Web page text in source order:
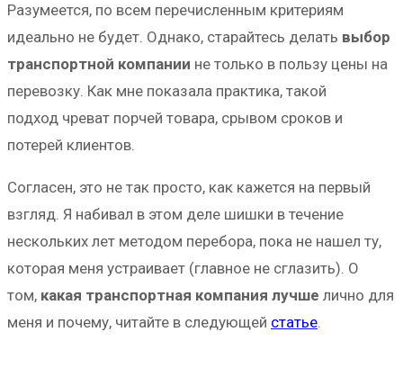
Разумеется, по всем перечисленным критериям
идеально не будет. Однако, старайтесь делать выбор
транспортной компании не только в пользу цены на
перевозку. Как мне показала практика, такой
подход чреват порчей товара, срывом сроков и
потерей клиентов.
Согласен, это не так просто, как кажется на первый
взгляд. Я набивал в этом деле шишки в течение
нескольких лет методом перебора, пока не нашел ту,
которая меня устраивает (главное не сглазить). О
том, какая транспортная компания лучше лично для
меня и почему, читайте в следующей статье.